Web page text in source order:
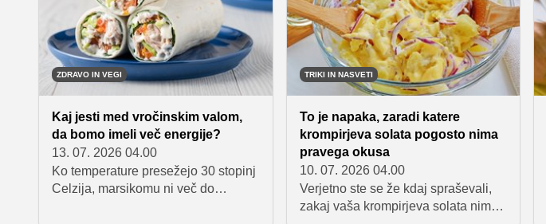
obroka brez veliko pomivanja.
je v manj kot pol ure, sestavine pa
lahko prilagodite svojemu okusu.
ZDRAVO IN VEGI
Kaj jesti med vročinskim valom,
da bomo imeli več energije?
13. 07. 2026 04.00
Ko temperature presežejo 30 stopinj
Celzija, marsikomu ni več do
TRIKI IN NASVETI
To je napaka, zaradi katere
krompirjeva solata pogosto nima
pravega okusa
10. 07. 2026 04.00
Verjetno ste se že kdaj spraševali,
zakaj vaša krompirjeva solata nima